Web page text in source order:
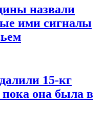
назвали
ими сигналы
15-кг
она была в